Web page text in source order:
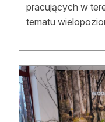
O nas
100 lat
Prenumerata
Reklama
pracujących w
tematu